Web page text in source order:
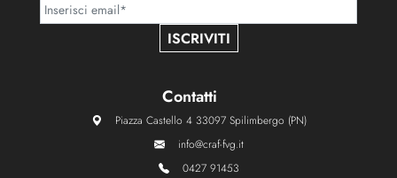
Contatti
Piazza Castello 4 33097 Spilimbergo (PN)
info@craf-fvg.it
0427 91453
ISCRIVITI